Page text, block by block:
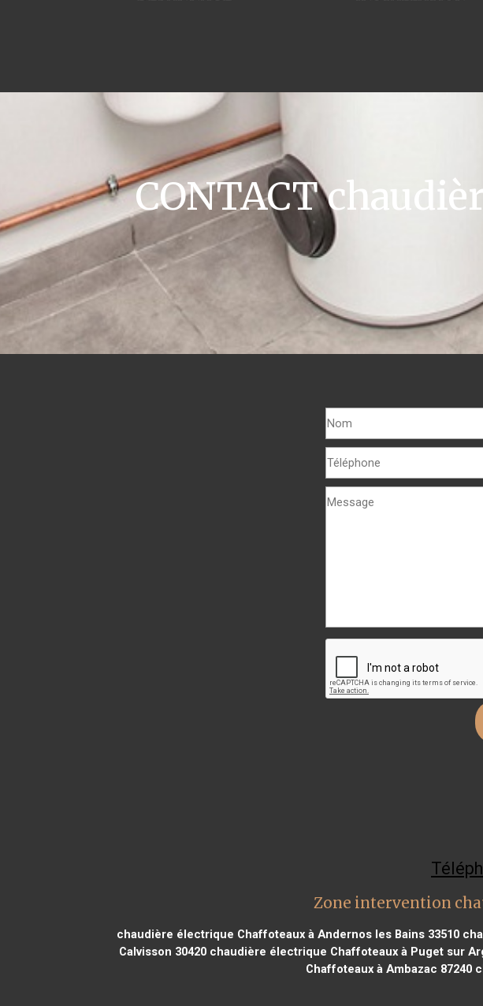
CONTACT
Zone intervention
chaudière électrique Chaffoteaux à Andernos les Bains 33510
Calvisson 30420chaudière électrique Chaffoteaux à Puget sur
Chaffoteaux à Ambazac 87240